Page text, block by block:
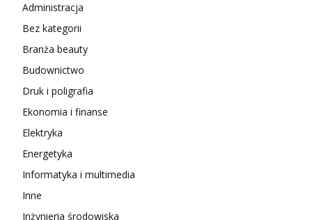
Administracja
Bez kategorii
Branża beauty
Budownictwo
Druk i poligrafia
Ekonomia i finanse
Elektryka
Energetyka
Informatyka i multimedia
Inne
Inżynieria środowiska